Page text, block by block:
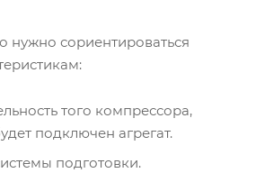
нужно сориентироваться
того компрессора,
подключен агрегат.
подготовки.